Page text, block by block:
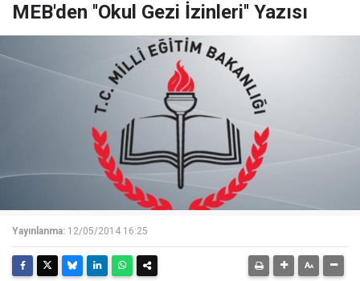
MEB'den ''Okul Gezi İzinleri'' Yazısı
Yayınlanma: 12/05/2014 16:25